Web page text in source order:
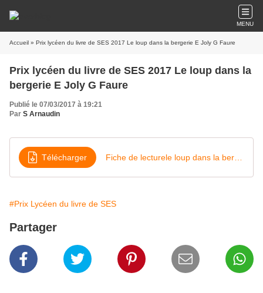
MENU
Accueil » Prix lycéen du livre de SES 2017 Le loup dans la bergerie E Joly G Faure
Prix lycéen du livre de SES 2017 Le loup dans la
bergerie E Joly G Faure
Publié le 07/03/2017 à 19:21
Par S Arnaudin
Télécharger
#Prix Lycéen du livre de SES
Partager